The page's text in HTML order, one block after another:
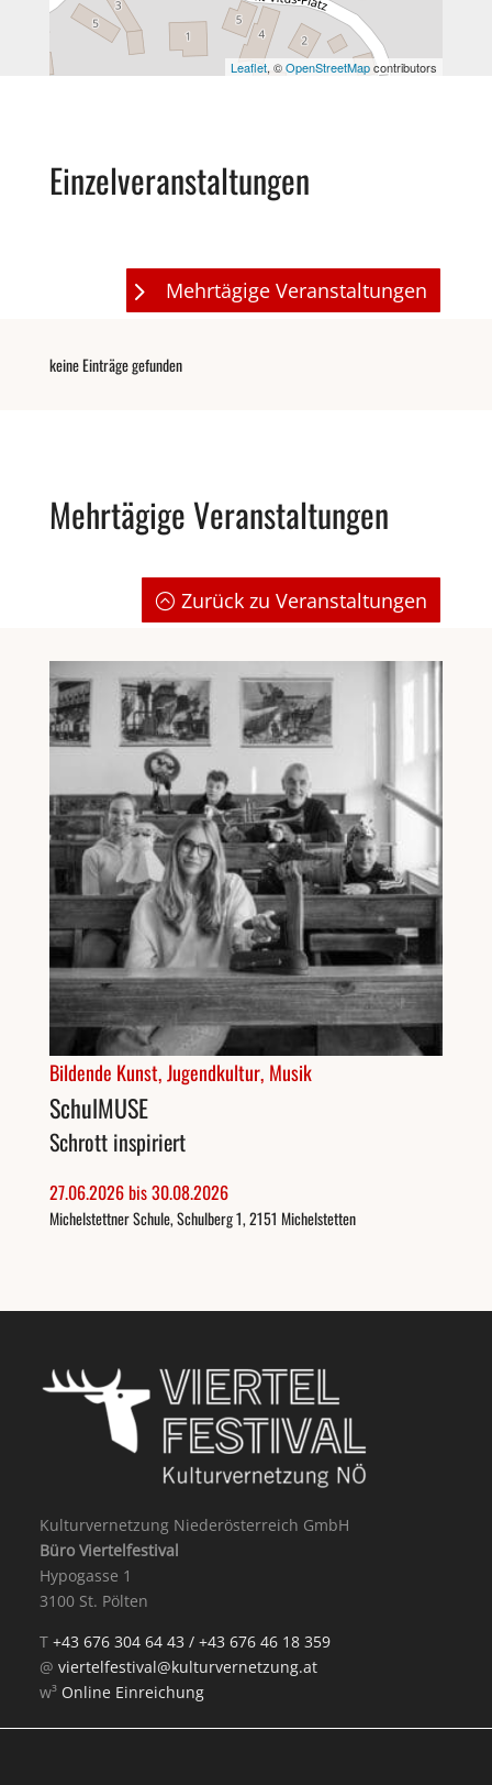
Leaflet, ©OpenStreetMapcontributors
Einzelveranstaltungen
Mehrtägige Veranstaltungen
keine Einträge gefunden
Mehrtägige Veranstaltungen
Zurück zu Veranstaltungen
Bildende Kunst Jugendkultur Musik
SchulMUSE
Schrott inspiriert
27.06.2026bis30.08.2026
Michelstettner Schule, Schulberg 1, 2151 Michelstetten
Kulturvernetzung Niederösterreich GmbH
Büro Viertelfestival
Hypogasse 1
3100 St. Pölten
T+43 676 304 64 43 /+43 676 46 18 359
@viertelfestival@kulturvernetzung.at
w³ Online Einreichung